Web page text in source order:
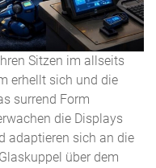
Sitzen im allseits
erhellt sich und die
surrend Form
die Displays
adaptieren sich an die
über dem